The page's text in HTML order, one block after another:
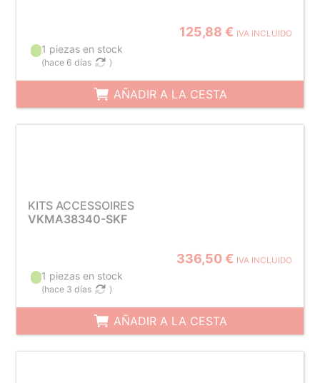
125,88 € IVA INCLUIDO
1 piezas en stock
(hace 6 días )
AÑADIR A LA CESTA
KITS ACCESSOIRES
VKMA38340-SKF
336,50 € IVA INCLUIDO
1 piezas en stock
(hace 3 días )
AÑADIR A LA CESTA